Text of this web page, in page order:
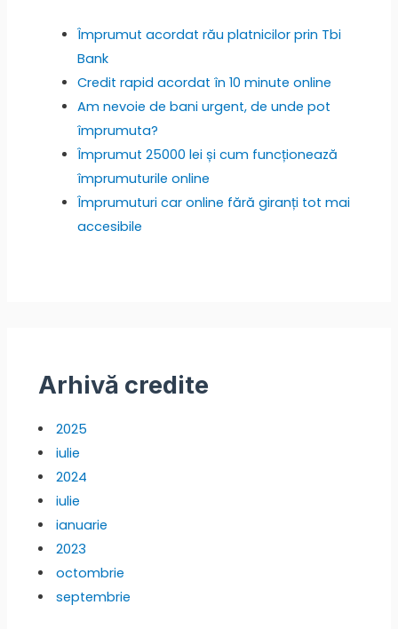
Împrumut acordat rău platnicilor prin Tbi
Bank
Credit rapid acordat în 10 minute online
Am nevoie de bani urgent, de unde pot
împrumuta?
Împrumut 25000 lei și cum funcționează
împrumuturile online
Împrumuturi car online fără giranți tot mai
accesibile
Arhivă credite
2025
iulie
2024
iulie
ianuarie
2023
octombrie
septembrie